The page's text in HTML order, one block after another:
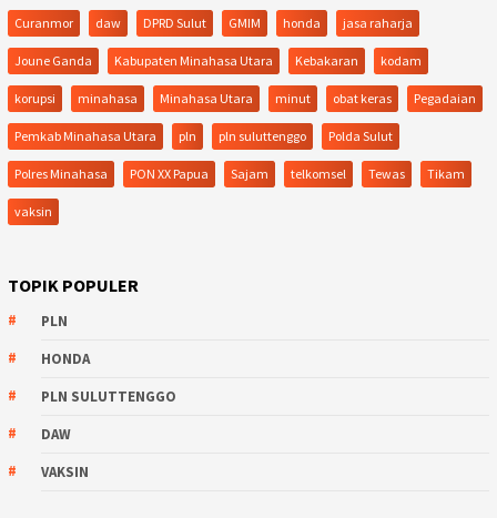
Curanmor daw DPRD Sulut GMIM honda jasa raharja
Joune Ganda Kabupaten Minahasa Utara Kebakaran kodam
korupsi minahasa Minahasa Utara minut obat keras Pegadaian
Pemkab Minahasa Utara pln pln suluttenggo Polda Sulut
Polres Minahasa PON XX Papua Sajam telkomsel Tewas Tikam
vaksin
TOPIK POPULER
PLN
HONDA
PLN SULUTTENGGO
DAW
VAKSIN